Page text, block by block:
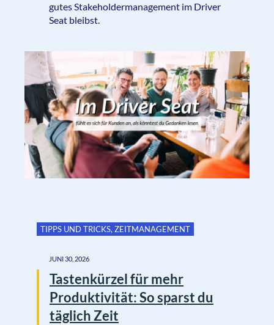
gutes Stakeholdermanagement im Driver
Seat bleibst.
TIPPS UND TRICKS, ZEITMANAGEMENT
JUNI 30, 2026
Tastenkürzel für mehr
Produktivität: So sparst du
täglich Zeit